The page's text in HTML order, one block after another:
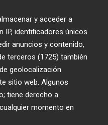
4Los clubes
ponen a la
temporada
5
El Valencia
y acceder a
identificadores únicos
anuncios y contenido,
terceros (1725) también
geolocalización
sitio web. Algunos
tiene derecho a
momento en